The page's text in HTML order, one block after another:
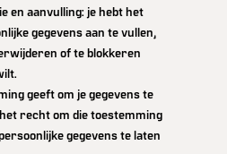
en aanvulling: je hebt het
gegevens aan te vullen,
of te blokkeren
geeft om je gegevens te
recht om die toestemming
gegevens te laten